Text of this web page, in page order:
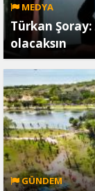
MEDYA
Türkan
olacaksın
GÜNDEM